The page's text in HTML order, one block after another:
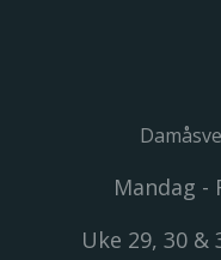
Mandag -
Uke 29, 30 &